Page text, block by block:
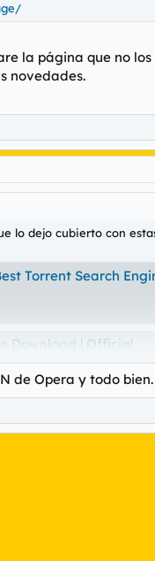
la página que no
novedades.
lo dejo cubierto con
Torrent Search
Download | Official
TV shows. FREE
that only lists verified
páginas que suben
de Opera y todo